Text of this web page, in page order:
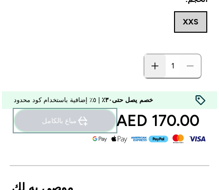
XXS
خصم يصل حتى٣٠٪
170.00 AED‎ مباع بالكامل
موصى به لك